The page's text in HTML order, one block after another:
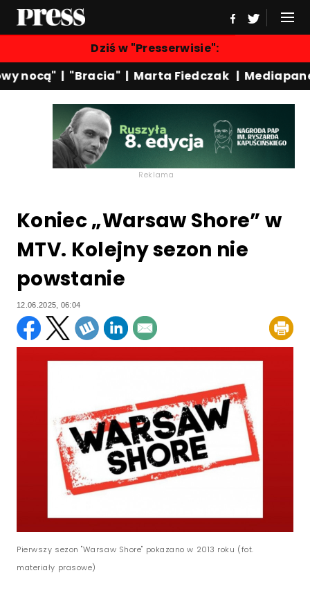
Dziś w "Presserwisie":
nocą"|"Bracia"| Marta Fiedczak|Mediapanel
Reklama
Koniec „Warsaw Shore” w
MTV. Kolejny sezon nie
powstanie
12.06.2025, 06:04
Pierwszy sezon "Warsaw Shore" pokazano w 2013 roku (fot.
materiały prasowe)